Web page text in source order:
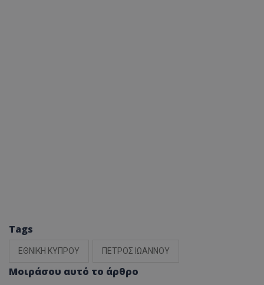
Tags
ΕΘΝΙΚΗ ΚΥΠΡΟΥ ΠΕΤΡΟΣ ΙΩΑΝΝΟΥ
Μοιράσου αυτό το άρθρο